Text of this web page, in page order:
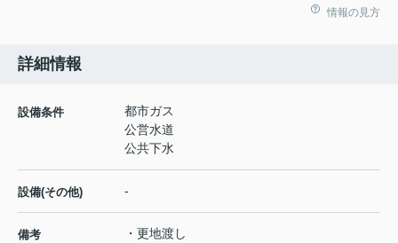
情報の見方
詳細情報
設備条件
都市ガス
公営水道
公共下水
設備(その他) -
備考
・更地渡し